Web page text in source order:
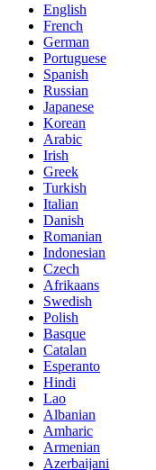
English
French
German
Portuguese
Spanish
Russian
Japanese
Korean
Arabic
Irish
Greek
Turkish
Italian
Danish
Romanian
Indonesian
Czech
Afrikaans
Swedish
Polish
Basque
Catalan
Esperanto
Hindi
Lao
Albanian
Amharic
Armenian
Azerbaijani